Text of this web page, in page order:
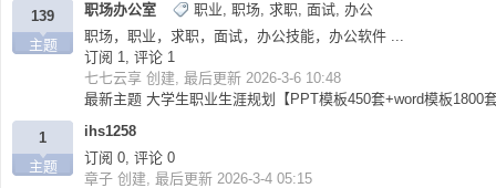
139
主题
职场办公室 职业, 职场, 求职, 面试, 办公
职场，职业，求职，面试，办公技能，办公软件 ...
订阅 1, 评论 1
七七云享 创建, 最后更新 2026-3-6 10:48
最新主题 大学生职业生涯规划【PPT模板450套+word模板1800
1
主题
ihs1258
订阅 0, 评论 0
章子 创建, 最后更新 2026-3-4 05:15